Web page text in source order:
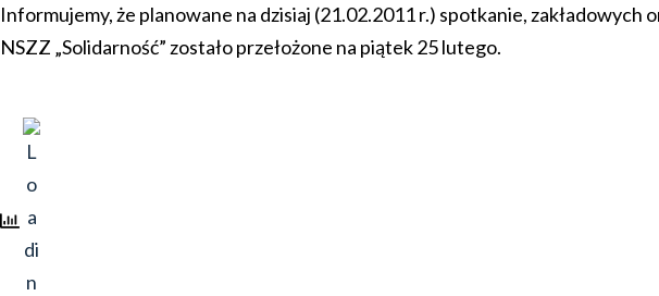
Informujemy, że planowane na dzisiaj (21.02.2011 r.) spotkanie,
NSZZ „Solidarność” zostało przełożone na piątek 25 lutego.